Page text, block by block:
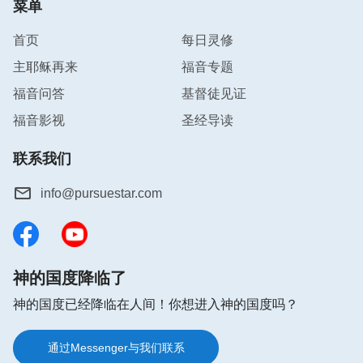
人，不知不觉就接待了神；妓女喇合接待了两个陌生
人，救了她的全家；还有一个寡妇接待了陌生先知以
待了陌生人，而得到了神的恩待。经上还说：‘可见
信道是从听道来的，听道是从基督的话来的。’（罗
10：17）我们首先是听了有人给我们传主耶稣的
有存着一颗寻求的心听道，这样才能知道全能神是不
是主耶稣的再来。”我嘴上没有说什么，但是心里承
人这是不合主心意的，我若按带领说的为了防止受假
弟兄传的真是主再来的作工，那我不把主也拒之门外
了吗？我不就错过迎接主来的机会了吗？我还是听听
吧，我这才放下了戒备之心，打起了精神来和他们交
通。
菜单
首页
每日灵修
主耶稣再来
福音专题
福音问答
基督徒见证
福音影视
圣经导读
联系我们
info@pursuestar.com
神的国度降临了
神的国度已经降临在人间！你想进入神的国度吗？
通过Messenger与我们联系